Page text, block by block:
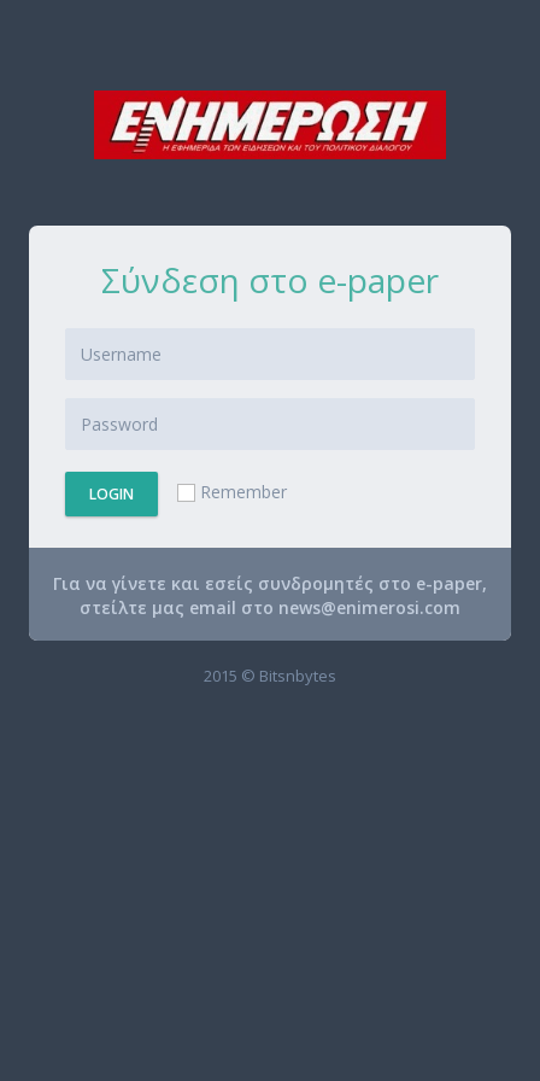
Σύνδεση στο e-paper
LOGIN Remember
Για να γίνετε και εσείς συνδρομητές στο e-paper,
στείλτε μας email στο news@enimerosi.com
2015 © Bitsnbytes